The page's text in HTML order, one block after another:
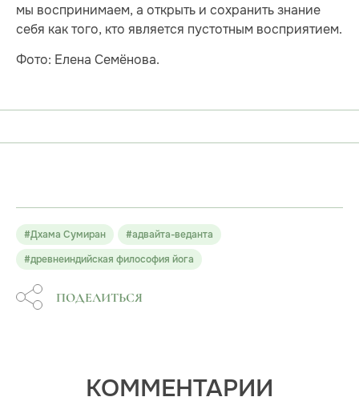
мы воспринимаем, а открыть и сохранить знание
себя как того, кто является пустотным восприятием.
Фото: Елена Семёнова.
#Дхама Сумиран
#адвайта-веданта
#древнеиндийская философия йога
ПОДЕЛИТЬСЯ
КОММЕНТАРИИ